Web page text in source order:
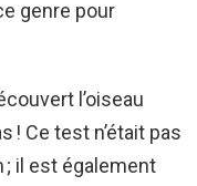
genre pour
l’oiseau
! Ce test n’était pas
; il est également